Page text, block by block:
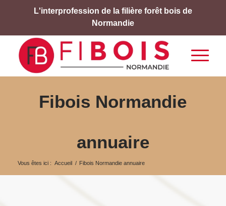
L'interprofession de la filière forêt bois de
Normandie
Fibois Normandie
annuaire
Vous êtes ici : Accueil / Fibois Normandie annuaire